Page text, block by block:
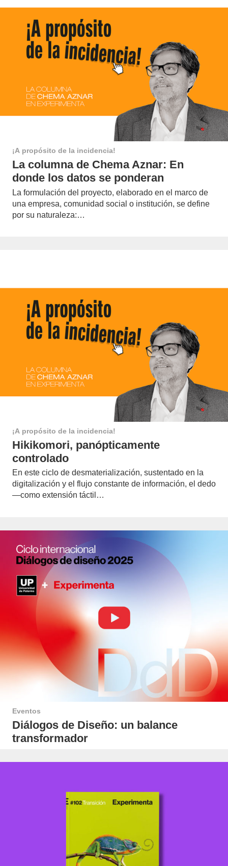
¡A propósito de la incidencia!
La columna de Chema Aznar: En
donde los datos se ponderan
La formulación del proyecto, elaborado en el marco de
una empresa, comunidad social o institución, se define
por su naturaleza:…
¡A propósito de la incidencia!
Hikikomori, panópticamente
controlado
En este ciclo de desmaterialización, sustentado en la
digitalización y el flujo constante de información, el dedo
—como extensión táctil…
Eventos
Diálogos de Diseño: un balance
transformador